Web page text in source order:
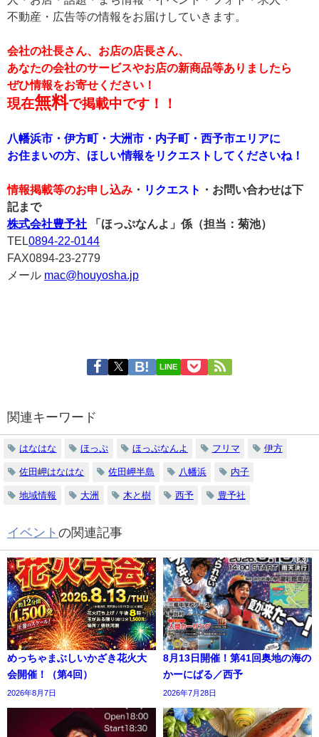
不動産・広告等の情報をお届けしていきます。
会社の社長さん、お店の店長さん、
あなたの会社のサービスやお店の新商品等ありましたら
ぜひ情報をお寄せください！
現在無料で掲載中です！！
八幡浜市・伊方町・大洲市・内子町・西予市エリアに
お住まいの方、ほしい情報をリクエストしてくださいね！
情報掲載等のお申し込み ・ リクエスト
・お問い合わせは下
記まで
株式会社豊予社 「ほっぷなんよ」係（担当：菊池）
TEL 0894-22-0144
FAX0894-23-2779
メール mac@houyosha.jp
LINE
関連キーワード
はなはな ほっぷ ほっぷなんよ フリマ 伊方
佐田岬はなはな 佐田岬半島 八幡浜 内子
地域情報 大洲 木と樹 西予 豊予社
イベント の関連記事
めっちゃまぶしいかざき花火大
会開催！（第4回）
2026年8月7日
8月13日開催！第41回奥地の海の
かーにばる／西予
2026年7月28日